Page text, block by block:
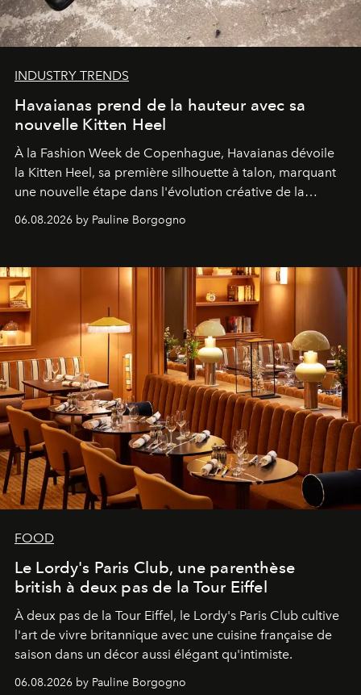
INDUSTRY TRENDS
Havaianas prend de la hauteur avec sa
nouvelle Kitten Heel
À la Fashion Week de Copenhague, Havaianas dévoile
la Kitten Heel, sa première silhouette à talon, marquant
une nouvelle étape dans l'évolution créative de la
06.08.2026 by Pauline Borgogno
FOOD
Le Lordy's Paris Club, une parenthèse
british à deux pas de la Tour Eiffel
À deux pas de la Tour Eiffel, le Lordy's Paris Club cultive
l'art de vivre britannique avec une cuisine française de
saison dans un décor aussi élégant qu'intimiste.
06.08.2026 by Pauline Borgogno